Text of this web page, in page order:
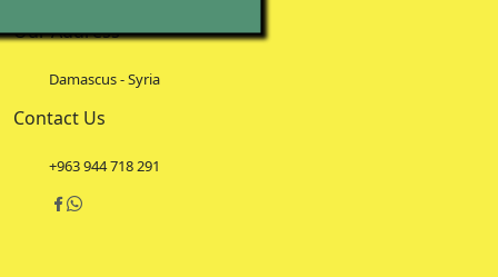
Our Address
Damascus - Syria
Contact Us
+963 944 718 291